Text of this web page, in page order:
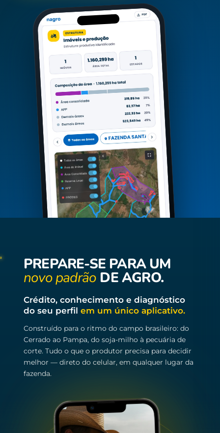
PREPARE-SE PARA UM
novo padrão DE AGRO.
Crédito, conhecimento e diagnóstico
do seu perfil em um único aplicativo.
Construído para o ritmo do campo brasileiro: do
Cerrado ao Pampa, do soja-milho à pecuária de
corte. Tudo o que o produtor precisa para decidir
melhor — direto do celular, em qualquer lugar da
fazenda.